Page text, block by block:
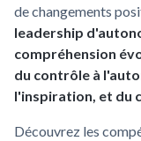
de changements
leadership
compréhension
du contrôle à
l'inspiration, et du
Découvrez les